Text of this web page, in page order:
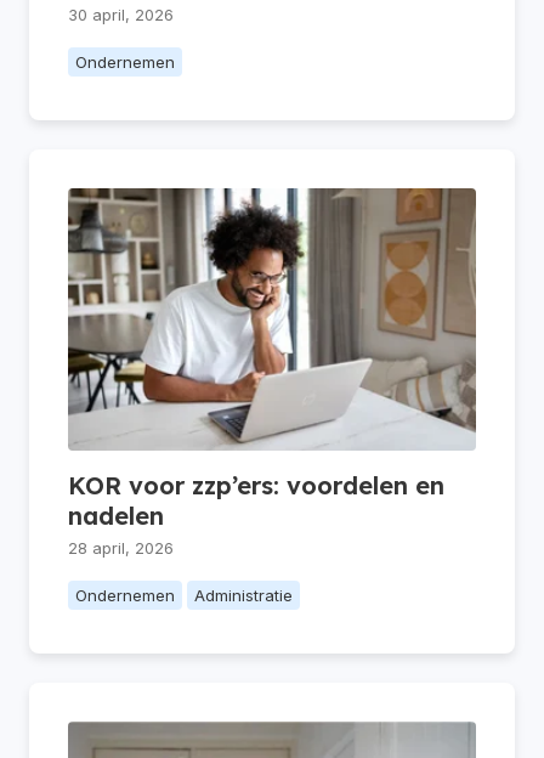
30 april, 2026
Ondernemen
KOR voor zzp’ers: voordelen en
nadelen
28 april, 2026
Ondernemen Administratie